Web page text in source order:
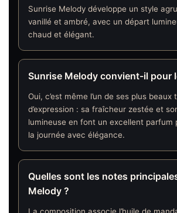
Sunrise Melody développe un style
vanillé et ambré, avec un départ
chaud et élégant.
Sunrise Melody convient-il pour
Oui, c’est même l’un de ses plus beaux
d’expression : sa fraîcheur zestée et
lumineuse en font un excellent parfum
la journée avec élégance.
Quelles sont les notes
Melody ?
La composition associe l’huile de